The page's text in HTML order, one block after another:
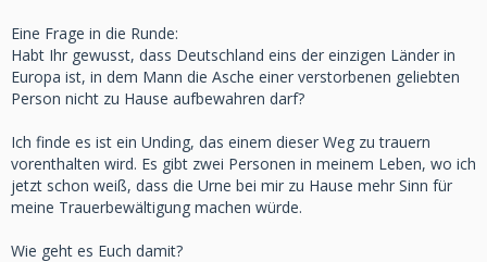
Eine Frage in die Runde:
Habt Ihr gewusst, dass Deutschland eins der einzigen Länder in
Europa ist, in dem Mann die Asche einer verstorbenen geliebten
Person nicht zu Hause aufbewahren darf?
Ich finde es ist ein Unding, das einem dieser Weg zu trauern
vorenthalten wird. Es gibt zwei Personen in meinem Leben, wo ich
jetzt schon weiß, dass die Urne bei mir zu Hause mehr Sinn für
meine Trauerbewältigung machen würde.
Wie geht es Euch damit?